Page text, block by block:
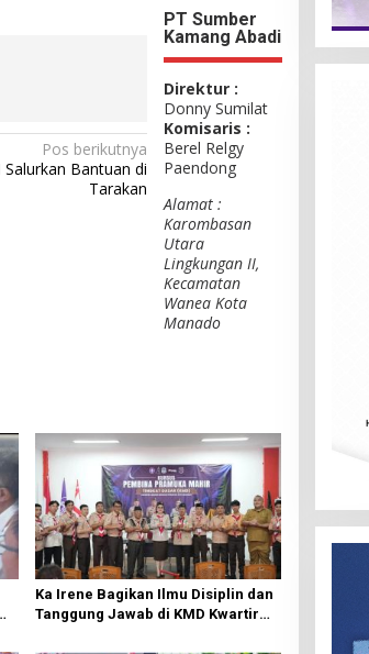
Pos berikutnya
Salurkan Bantuan di
Tarakan
PT Sumber
Kamang Abadi
Direktur :
Donny Sumilat
Komisaris :
Berel Relgy
Paendong
Alamat :
Karombasan
Utara
Lingkungan II,
Kecamatan
Wanea Kota
Manado
Ka Irene Bagikan Ilmu Disiplin dan
Tanggung Jawab di KMD Kwartir